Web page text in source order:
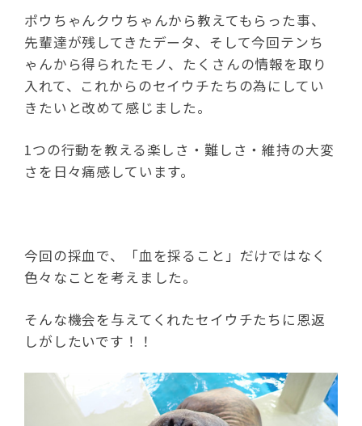
ポウちゃんクウちゃんから教えてもらった事、
先輩達が残してきたデータ、そして今回テンち
ゃんから得られたモノ、たくさんの情報を取り
入れて、これからのセイウチたちの為にしてい
きたいと改めて感じました。
1つの行動を教える楽しさ・難しさ・維持の大変
さを日々痛感しています。
今回の採血で、「血を採ること」だけではなく
色々なことを考えました。
そんな機会を与えてくれたセイウチたちに恩返
しがしたいです！！